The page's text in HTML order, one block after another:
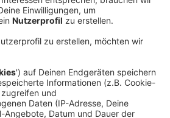
ist er jetzt offiziell
Radweg hat nach vierzig Jahren
bekommen und ist jetzt